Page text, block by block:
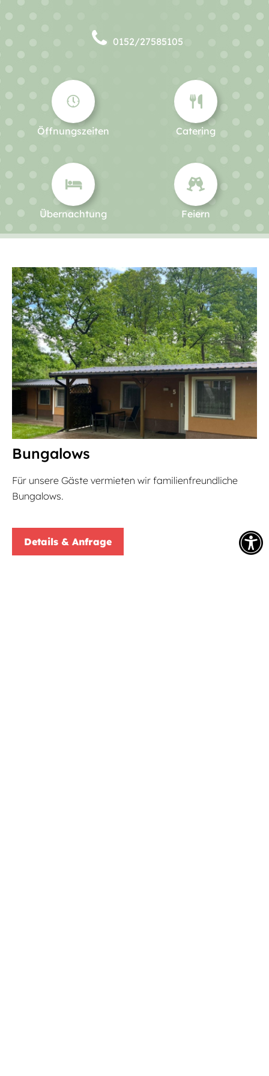
0152/27585105
Öffnungszeiten Catering
Übernachtung Feiern
Bungalows
Für unsere Gäste vermieten wir familienfreundliche
Bungalows.
Details & Anfrage